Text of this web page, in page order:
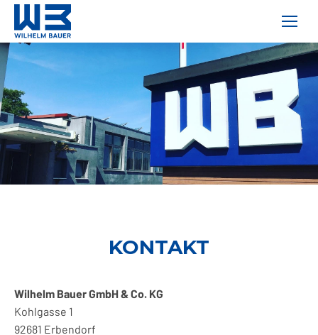
KONTAKT
Wilhelm Bauer GmbH & Co. KG
Kohlgasse 1
92681 Erbendorf